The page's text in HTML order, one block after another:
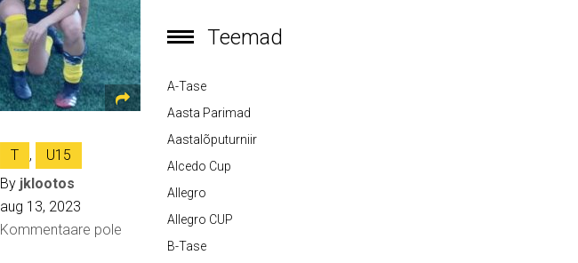
T ,
U15
By jklootos
aug 13, 2023
Kommentaare pole
Teemad
A-Tase
Aasta Parimad
Aastalõputurniir
Alcedo Cup
Allegro
Allegro CUP
B-Tase